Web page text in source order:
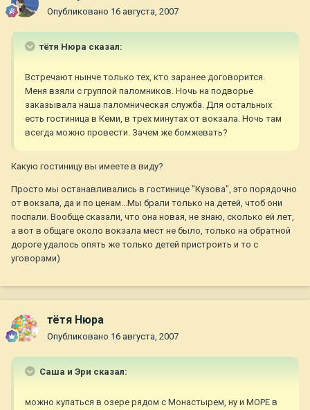
Опубликовано 16 августа, 2007
тётя Нюра сказал:
Встречают нынче только тех, кто заранее договорится.
Меня взяли с группой паломников. Ночь на подворье
заказывала наша паломническая служба. Для остальных
есть гостиница в Кеми, в трех минутах от вокзала. Ночь там
всегда можно провести. Зачем же бомжевать?
Какую гостиницу вы имеете в виду?
Просто мы останавливались в гостинице "Кузова", это порядочно
от вокзала, да и по ценам...Мы брали только на детей, чтоб они
поспали. Вообще сказали, что она новая, не знаю, сколько ей лет,
а вот в общаге около вокзала мест не было, только на обратной
дороге удалось опять же только детей пристроить и то с
уговорами)
тётя Нюра
Опубликовано 16 августа, 2007
Саша и Эри сказал:
можно купаться в озере рядом с Монастырем, ну и МОРЕ в